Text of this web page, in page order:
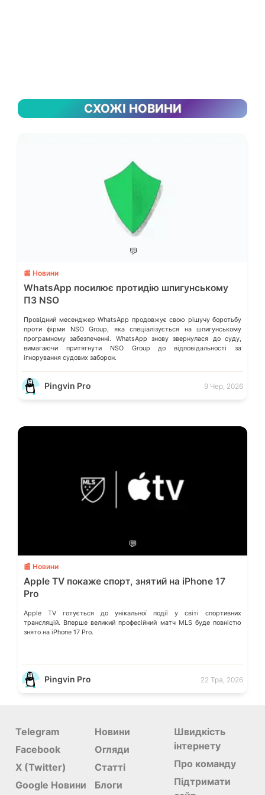
СХОЖІ НОВИНИ
💬
📰 Новини
WhatsApp посилює протидію шпигунському
ПЗ NSO
Провідний месенджер WhatsApp продовжує свою рішучу боротьбу
проти фірми NSO Group, яка спеціалізується на шпигунському
програмному забезпеченні. WhatsApp знову звернулася до суду,
вимагаючи притягнути NSO Group до відповідальності за
ігнорування судових заборон.
Pingvin Pro 9 Чер, 2026
💬
📰 Новини
Apple TV покаже спорт, знятий на iPhone 17
Pro
Apple TV готується до унікальної події у світі спортивних
трансляцій. Вперше великий професійний матч MLS буде повністю
знято на iPhone 17 Pro.
Pingvin Pro 22 Тра, 2026
Telegram
Facebook
X (Twitter)
Google Новини
Новини
Огляди
Статті
Блоги
Швидкість
інтернету
Про команду
Підтримати